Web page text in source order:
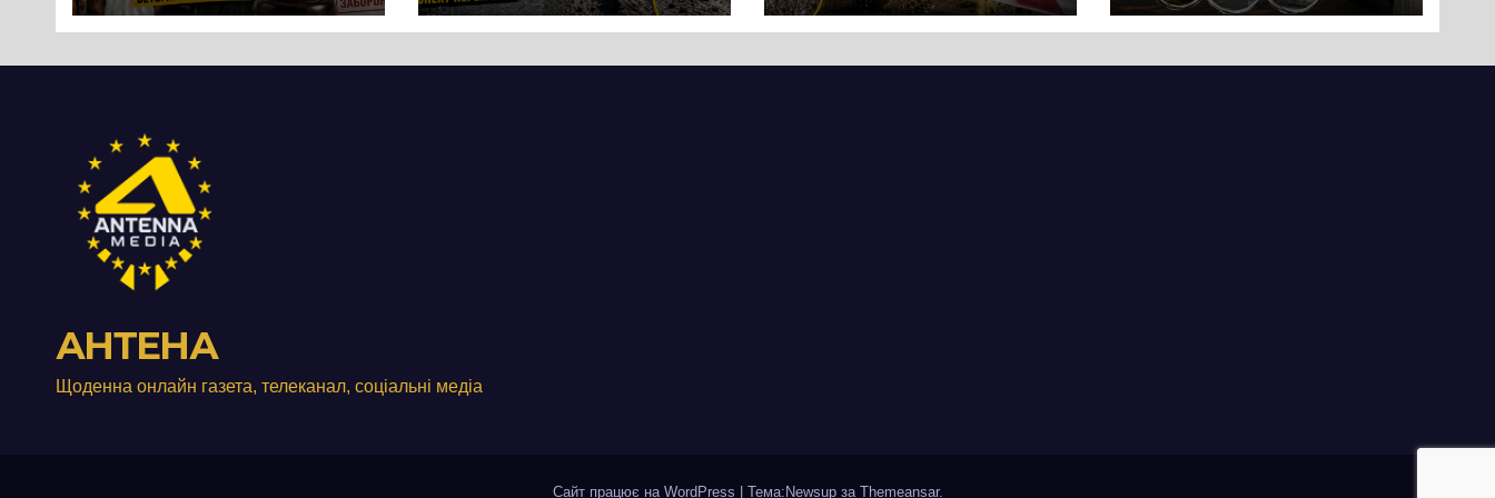
протест до стін
виробництвом
м’яса птиці
Черкас
супермаркету
АНТЕНА
Щоденна онлайн газета, телеканал, соціальні медіа
Сайт працює на WordPress Тема:Newsup за Themeansar.